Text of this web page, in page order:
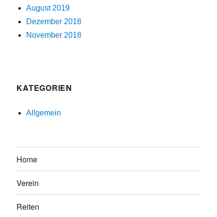
August 2019
Dezember 2018
November 2018
KATEGORIEN
Allgemein
Home
Verein
Reiten